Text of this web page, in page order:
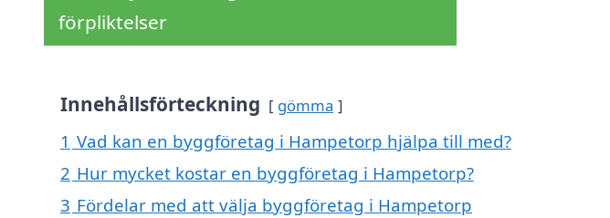
förpliktelser
Innehållsförteckning gömma
1 Vad kan en byggföretag i Hampetorp hjälpa till med?
2 Hur mycket kostar en byggföretag i Hampetorp?
3 Fördelar med att välja byggföretag i Hampetorp